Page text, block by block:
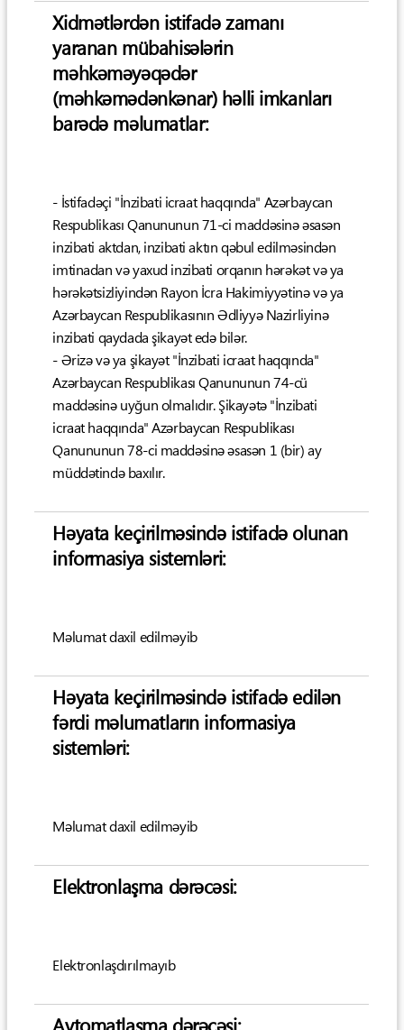
Xidmətlərdən istifadə zamanı
yaranan mübahisələrin
məhkəməyəqədər
(məhkəmədənkənar) həlli imkanları
barədə məlumatlar:
- İstifadəçi "İnzibati icraat haqqında" Azərbaycan
Respublikası Qanununun 71-ci maddəsinə əsasən
inzibati aktdan, inzibati aktın qəbul edilməsindən
imtinadan və yaxud inzibati orqanın hərəkət və ya
hərəkətsizliyindən Rayon İcra Hakimiyyətinə və ya
Azərbaycan Respublikasının Ədliyyə Nazirliyinə
inzibati qaydada şikayət edə bilər.
- Ərizə və ya şikayət "İnzibati icraat haqqında"
Azərbaycan Respublikası Qanununun 74-cü
maddəsinə uyğun olmalıdır. Şikayətə "İnzibati
icraat haqqında" Azərbaycan Respublikası
Qanununun 78-ci maddəsinə əsasən 1 (bir) ay
müddətində baxılır.
Həyata keçirilməsində istifadə olunan
informasiya sistemləri:
Məlumat daxil edilməyib
Həyata keçirilməsində istifadə edilən
fərdi məlumatların informasiya
sistemləri:
Məlumat daxil edilməyib
Elektronlaşma dərəcəsi:
Elektronlaşdırılmayıb